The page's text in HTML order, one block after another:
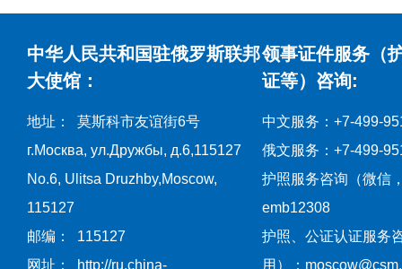
中华人民共和国驻俄罗斯联邦
大使馆：
地址： 莫斯科市友谊街6号
г.Москва, ул.Дружбы, д.6,115127
No.6, Ulitsa Druzhby,Moscow,
115127
邮编： 115127
网址： http://ru.china-
领事证件服务（
证等）咨询:
中文服务：+7-499-
俄文服务：+7-499-
护照服务咨询（微信
emb12308
护照、公证认证服务
用）：